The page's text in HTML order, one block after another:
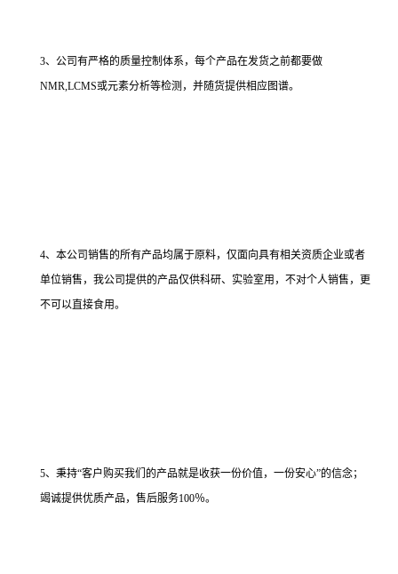
3、公司有严格的质量控制体系，每个产品在发货之前都要做
NMR,LCMS或元素分析等检测，并随货提供相应图谱。
4、本公司销售的所有产品均属于原料，仅面向具有相关资质企业或者
单位销售，我公司提供的产品仅供科研、实验室用，不对个人销售，更
不可以直接食用。
5、秉持“客户购买我们的产品就是收获一份价值，一份安心”的信念；
竭诚提供优质产品，售后服务100％。